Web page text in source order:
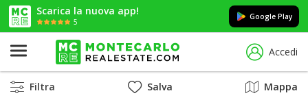
Scarica la nuova app!
5
Google Play
Accedi
Filtra Salva Mappa